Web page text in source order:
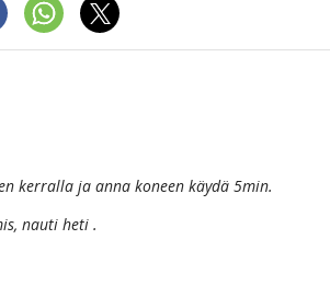
kerralla ja anna koneen käydä 5min.
nauti heti .